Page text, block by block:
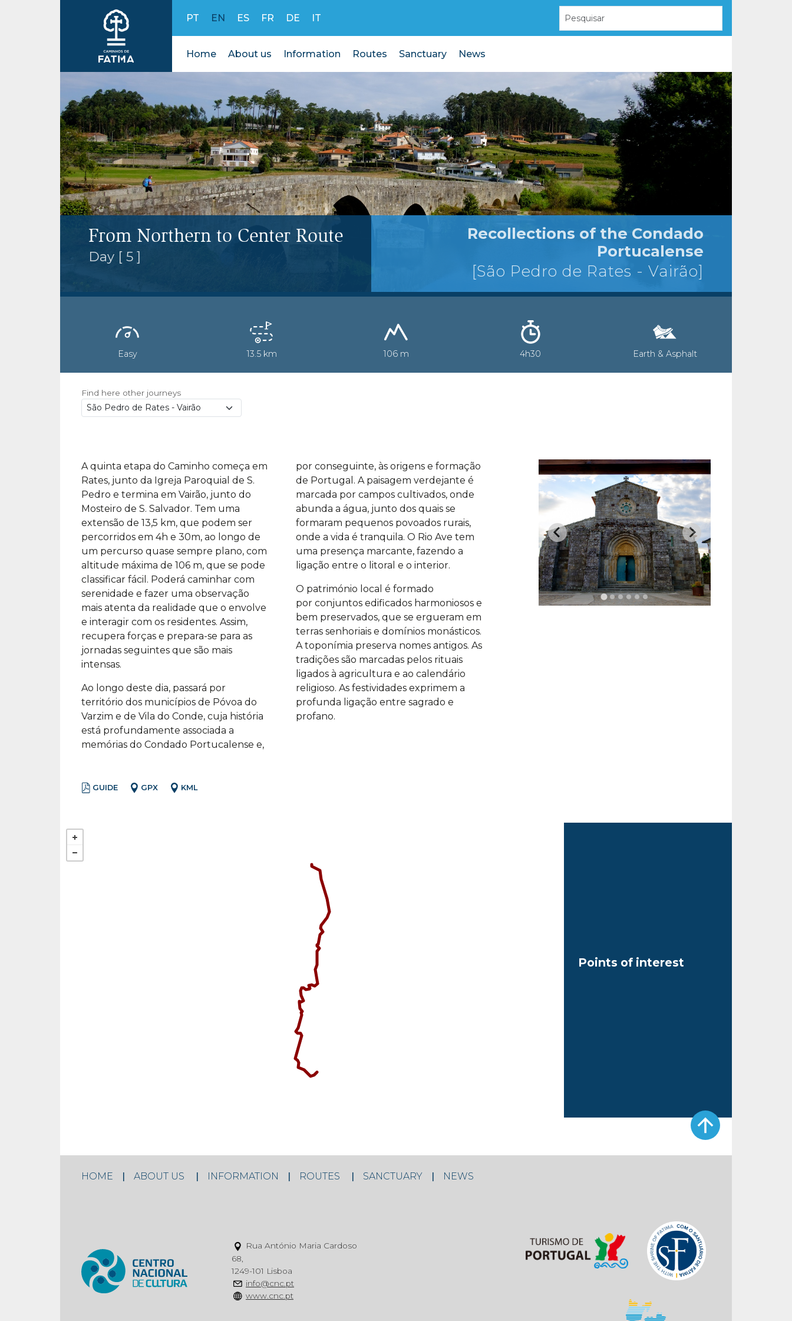
PT
EN ES FR DE IT
Home About us Information Routes Sanctuary News
From Northern to Center Route
Day [ 5 ]
Recollections of the Condado
Portucalense
[São Pedro de Rates - Vairão]
Easy 13.5 km 106 m 4h30 Earth & Asphalt
Find here other journeys
A quinta etapa do Caminho começa em
Rates, junto da Igreja Paroquial de S.
Pedro e termina em Vairão, junto do
Mosteiro de S. Salvador. Tem uma
extensão de 13,5 km, que podem ser
percorridos em 4h e 30m, ao longo de
um percurso quase sempre plano, com
altitude máxima de 106 m, que se pode
classificar fácil. Poderá caminhar com
serenidade e fazer uma observação
mais atenta da realidade que o envolve
e interagir com os residentes. Assim,
recupera forças e prepara-se para as
jornadas seguintes que são mais
intensas.
Ao longo deste dia, passará por
território dos municípios de Póvoa do
Varzim e de Vila do Conde, cuja história
está profundamente associada a
memórias do Condado Portucalense e,
por conseguinte, às origens e formação
de Portugal. A paisagem verdejante é
marcada por campos cultivados, onde
abunda a água, junto dos quais se
formaram pequenos povoados rurais,
onde a vida é tranquila. O Rio Ave tem
uma presença marcante, fazendo a
ligação entre o litoral e o interior.
O património local é formado
por conjuntos edificados harmoniosos e
bem preservados, que se ergueram em
terras senhoriais e domínios monásticos.
A toponímia preserva nomes antigos. As
tradições são marcadas pelos rituais
ligados à agricultura e ao calendário
religioso. As festividades exprimem a
profunda ligação entre sagrado e
profano.
GUIDE GPX KML
Points of interest
HOME ABOUT US INFORMATION ROUTES SANCTUARY NEWS
Rua António Maria Cardoso
68,
1249-101 Lisboa
info@cnc.pt
www.cnc.pt